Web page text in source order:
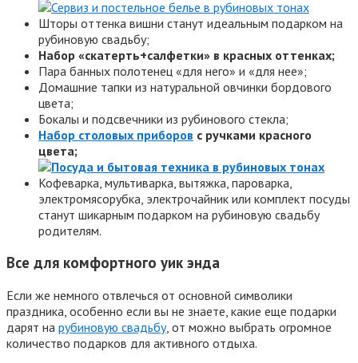
Шторы оттенка вишни станут идеальным подарком на
рубиновую свадьбу;
Набор «скатерть+салфетки» в красных оттенках;
Пара банных полотенец «для него» и «для нее»;
Домашние тапки из натуральной овчинки бордового
цвета;
Бокалы и подсвечники из рубинового стекла;
Набор столовых приборов с ручками красного
цвета;
Кофеварка, мультиварка, вытяжка, пароварка,
электромясорубка, электрочайник или комплект посуды
станут шикарным подарком на рубиновую свадьбу
родителям.
Все для комфортного уик энда
Если же немного отвлечься от основной символики
праздника, особенно если вы не знаете, какие еще подарки
дарят на рубиновую свадьбу, от можно выбрать огромное
количество подарков для активного отдыха.